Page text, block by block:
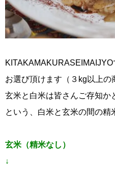
お選び頂けます（３kg以上の
玄米と白米は皆さんご存知か
という、白米と玄米の間の精
玄米（精米なし）
↓